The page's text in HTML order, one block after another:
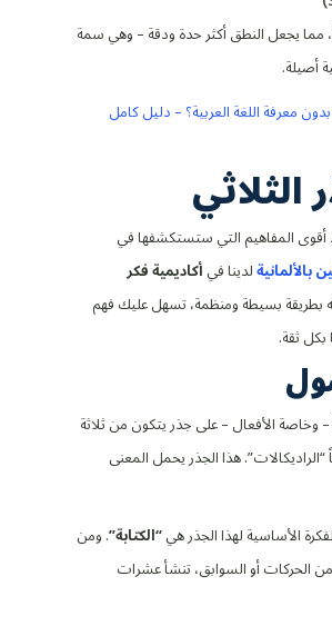
مما يجعل النطق أكثر حدة ودقة – وهي سمة
أصيلة.
معرفة اللغة العربية؟ – دليل كامل
الثلاثي
أقوى المفاهيم التي ستستكشفها في
لدينا فيأكاديمية فكر
بطريقة بسيطة ومنظمة، تسهل عليك فهم
ثقة.
– وخاصة الأفعال – على جذر يتكون من ثلاثة
هذا الجذر يحمل المعنى
الأساسية لهذا الجذر هي“الكتابة”. ومن
الحركات أو السوابق، تنشأ عشرات